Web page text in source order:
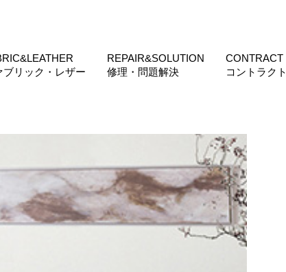
ブリック・レザー
REPAIR&SOLUTION
修理・問題解決
CONTRACT
コントラクト